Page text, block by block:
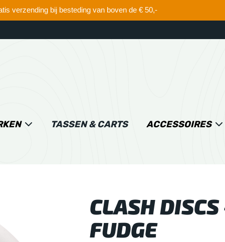
verzending bij besteding van boven de € 50,-
TASSEN & CARTS ACCESSOIRES
CLASH
FUDGE